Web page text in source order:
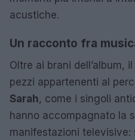
acustiche.
Un racconto fra
Oltre ai brani dell’album,
pezzi appartenenti al
Sarah, come i singoli
hanno accompagnato la
manifestazioni